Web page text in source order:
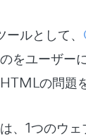
ルとして、
をユーザー
の問題
は、1つのウ